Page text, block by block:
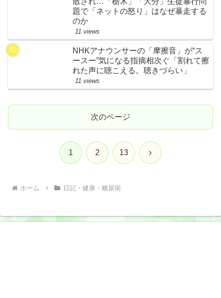
題で「ネットの怒り」はなぜ暴走する
のか
11 views
NHKアナウンサーの「摩擦音」が“ス
ースー”気になる指摘相次ぐ「割れて擦
れた声に聴こえる。聴きづらい」
11 views
次のページ
1 2 13 次
ホーム 日記・健康・糖尿病